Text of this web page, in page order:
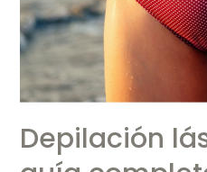
Depilación